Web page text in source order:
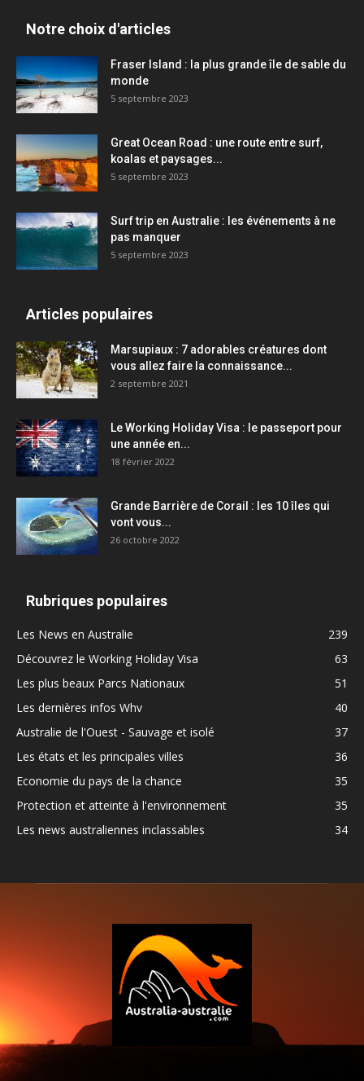
Notre choix d'articles
Fraser Island : la plus grande île de sable du
monde
5 septembre 2023
Great Ocean Road : une route entre surf,
koalas et paysages...
5 septembre 2023
Surf trip en Australie : les événements à ne
pas manquer
5 septembre 2023
Articles populaires
Marsupiaux : 7 adorables créatures dont
vous allez faire la connaissance...
2 septembre 2021
Le Working Holiday Visa : le passeport pour
une année en...
18 février 2022
Grande Barrière de Corail : les 10 îles qui
vont vous...
26 octobre 2022
Rubriques populaires
Les News en Australie
239
Découvrez le Working Holiday Visa
63
Les plus beaux Parcs Nationaux
51
Les dernières infos Whv
40
Australie de l'Ouest - Sauvage et isolé
37
Les états et les principales villes
36
Economie du pays de la chance
35
Protection et atteinte à l'environnement
35
Les news australiennes inclassables
34